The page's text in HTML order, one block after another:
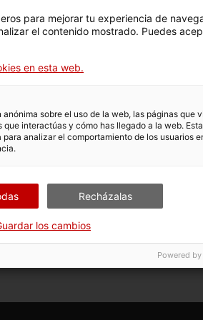
trámite. Selecciona la que se
2024
para mejorar tu experiencia de
el contenido mostrado. Puedes
en esta web.
sobre el uso de la web, las páginas que
que interactúas y cómo has llegado a la web. Esta
analizar el comportamiento de los usuarios
Recházalas
los cambios
Powered by